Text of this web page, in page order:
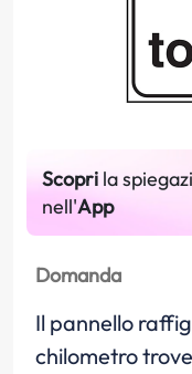
Scopri la
nell'App
Domanda
Il pannello
chilometro